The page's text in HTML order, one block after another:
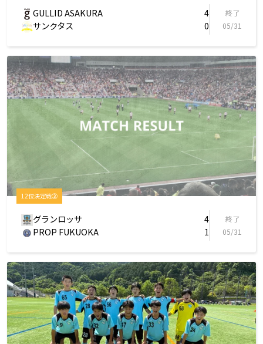
GULLID ASAKURA 4
サンクタス 0
終了
05/31
12位決定戦③
グランロッサ 4
PROP FUKUOKA 1
終了
05/31